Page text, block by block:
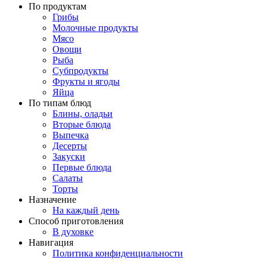
По продуктам
Грибы
Молочные продукты
Мясо
Овощи
Рыба
Субпродукты
Фрукты и ягоды
Яйца
По типам блюд
Блины, оладьи
Вторые блюда
Выпечка
Десерты
Закуски
Первые блюда
Салаты
Торты
Назначение
На каждый день
Способ приготовления
В духовке
Навигация
Политика конфиденциальности